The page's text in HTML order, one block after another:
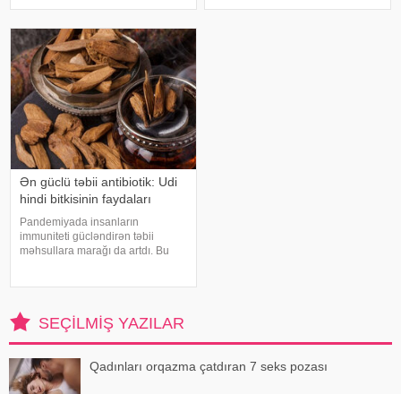
rejimdə istifadə edildikdə zehni
artıq oynanılması fiziki və psixoloji
problemlərə səbəb ola bilər
Ən güclü təbii antibiotik: Udi
hindi bitkisinin faydaları
Pandemiyada insanların
immuniteti gücləndirən təbii
məhsullara marağı da artdı. Bu
ə
SEÇILMIŞ YAZILAR
Qadınları orqazma çatdıran 7 seks pozası